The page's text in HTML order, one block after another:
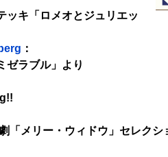
キ「ロメオとジュリエッ
：
ラブル」より
「メリー・ウィドウ」セレクシ